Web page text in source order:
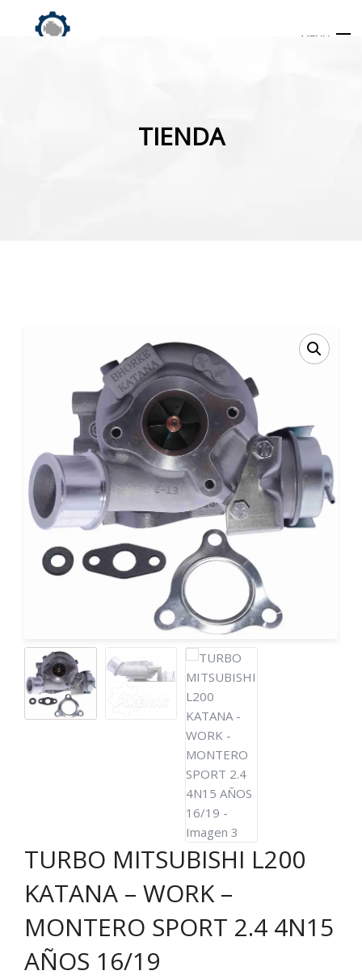
MENU
TIENDA
TURBO MITSUBISHI L200
KATANA – WORK –
MONTERO SPORT 2.4 4N15
AÑOS 16/19